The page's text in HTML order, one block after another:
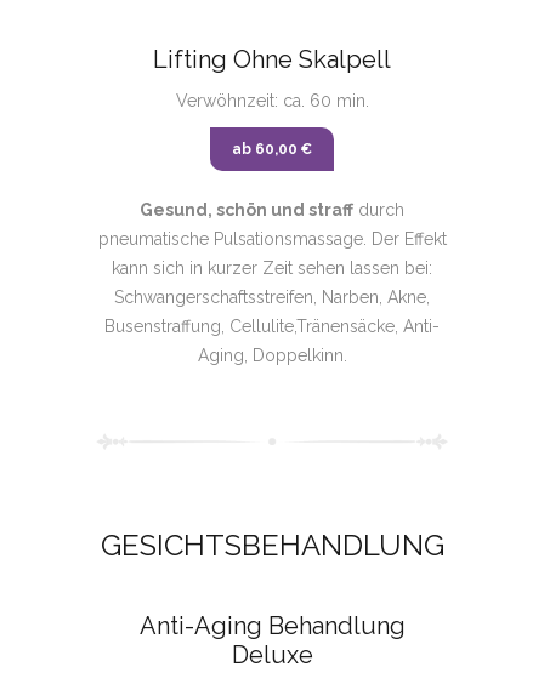
Lifting Ohne Skalpell
Verwöhnzeit: ca. 60 min.
ab 60,00 €
Gesund, schön und straff durch
pneumatische Pulsationsmassage. Der Effekt
kann sich in kurzer Zeit sehen lassen bei:
Schwangerschaftsstreifen, Narben, Akne,
Busenstraffung, Cellulite,Tränensäcke, Anti-
Aging, Doppelkinn.
GESICHTSBEHANDLUNG
Anti-Aging Behandlung
Deluxe